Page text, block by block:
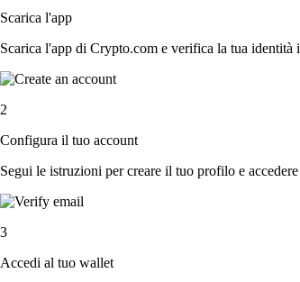
Scarica l'app
Scarica l'app di Crypto.com e verifica la tua
2
Configura il tuo account
Segui le istruzioni per creare il tuo profilo e
3
Accedi al tuo wallet